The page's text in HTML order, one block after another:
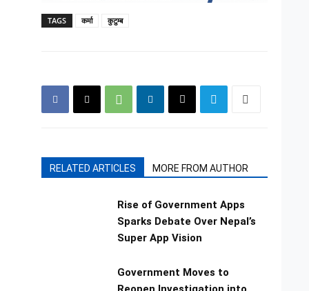
TAGS कर्मा कुटुम्ब
RELATED ARTICLES MORE FROM AUTHOR
Rise of Government Apps
Sparks Debate Over Nepal’s
Super App Vision
Government Moves to